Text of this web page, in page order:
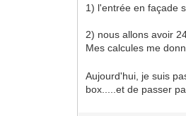
1) l'entrée en façade
2) nous allons avoir
Mes calcules me
Aujourd'hui, je suis
box.....et de passer